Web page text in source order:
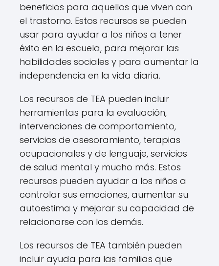
beneficios para aquellos que viven con
el trastorno. Estos recursos se pueden
usar para ayudar a los niños a tener
éxito en la escuela, para mejorar las
habilidades sociales y para aumentar la
independencia en la vida diaria.
Los recursos de TEA pueden incluir
herramientas para la evaluación,
intervenciones de comportamiento,
servicios de asesoramiento, terapias
ocupacionales y de lenguaje, servicios
de salud mental y mucho más. Estos
recursos pueden ayudar a los niños a
controlar sus emociones, aumentar su
autoestima y mejorar su capacidad de
relacionarse con los demás.
Los recursos de TEA también pueden
incluir ayuda para las familias que